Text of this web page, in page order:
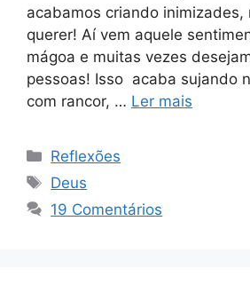
acabamos criando inimizades,
querer! Aí vem aquele
mágoa e muitas vezes
pessoas! Isso acaba sujando
com rancor, … Ler mais
Categorias
Reflexões
Tags
Deus
19 Comentários